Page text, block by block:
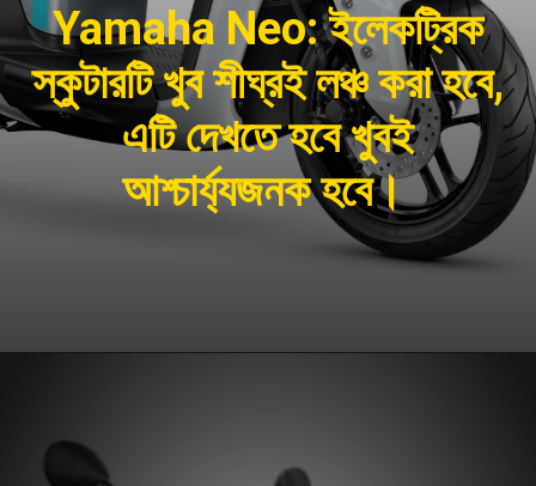
Yamaha Neo: ইলেকট্রিক
স্কুটারটি খুব শীঘ্রই লঞ্চ করা হবে,
এটি দেখতে হবে খুবই
আশ্চার্য্যজনক হবে।